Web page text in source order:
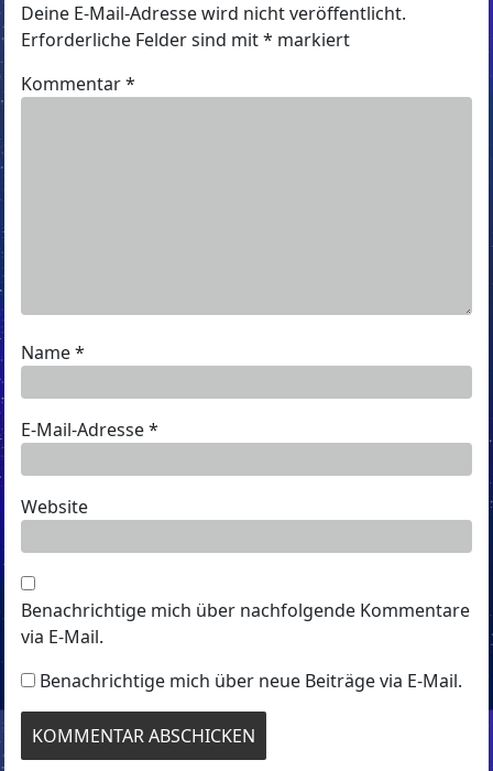
Deine E-Mail-Adresse wird nicht veröffentlicht.
Erforderliche Felder sind mit* markiert
Kommentar*
Name*
E-Mail-Adresse*
Website
Benachrichtige mich über nachfolgende Kommentare
via E-Mail.
Benachrichtige mich über neue Beiträge via E-Mail.